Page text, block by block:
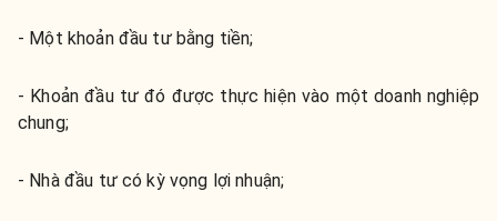
- Một khoản đầu tư bằng tiền;
- Khoản đầu tư đó được thực hiện vào một doanh nghiệp
chung;
- Nhà đầu tư có kỳ vọng lợi nhuận;